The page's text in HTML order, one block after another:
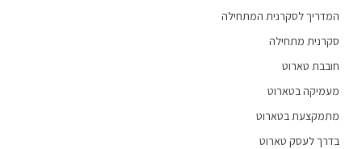
המדריך לסקרנית המתחילה
סקרנית מתחילה
חובבת טארוט
מעמיקה בטארוט
מתמקצעת בטארוט
בדרך לעסק טארוט